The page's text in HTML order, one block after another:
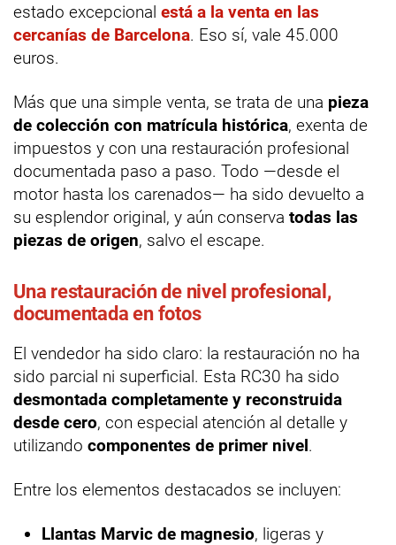
estado excepcional está a la venta en las
cercanías de Barcelona. Eso sí, vale 45.000
euros.
Más que una simple venta, se trata de una pieza
de colección con matrícula histórica, exenta de
impuestos y con una restauración profesional
documentada paso a paso. Todo —desde el
motor hasta los carenados— ha sido devuelto a
su esplendor original, y aún conserva todas las
piezas de origen, salvo el escape.
Una restauración de nivel profesional,
documentada en fotos
El vendedor ha sido claro: la restauración no ha
sido parcial ni superficial. Esta RC30 ha sido
desmontada completamente y reconstruida
desde cero, con especial atención al detalle y
utilizando componentes de primer nivel.
Entre los elementos destacados se incluyen:
Llantas Marvic de magnesio, ligeras y